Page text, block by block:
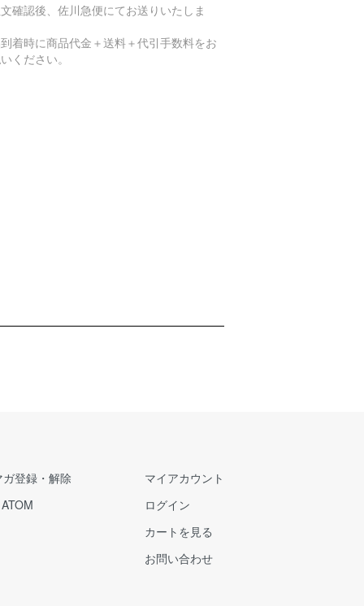
確認後、佐川急便にてお送りいたしま
着時に商品代金＋送料＋代引手数料をお
ください。
ガ登録・解除
ATOM
マイアカウント
ログイン
カートを見る
お問い合わせ